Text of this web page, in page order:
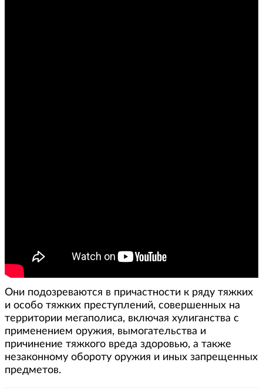
Они подозреваются в причастности к ряду тяжких
и особо тяжких преступлений, совершенных на
территории мегаполиса, включая хулиганства с
применением оружия, вымогательства и
причинение тяжкого вреда здоровью, а также
незаконному обороту оружия и иных запрещенных
предметов.